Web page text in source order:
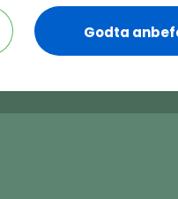
Godta